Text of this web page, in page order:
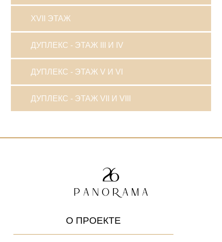
XVII ЭТАЖ
ДУПЛЕКС - ЭТАЖ III И IV
ДУПЛЕКС - ЭТАЖ V И VI
ДУПЛЕКС - ЭТАЖ VII И VIII
О ПРОЕКТЕ